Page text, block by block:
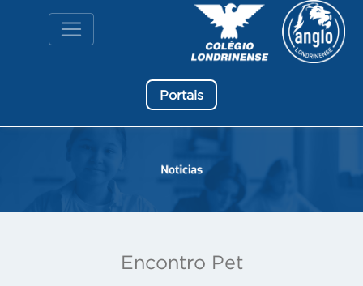
Portais
Encontro Pet